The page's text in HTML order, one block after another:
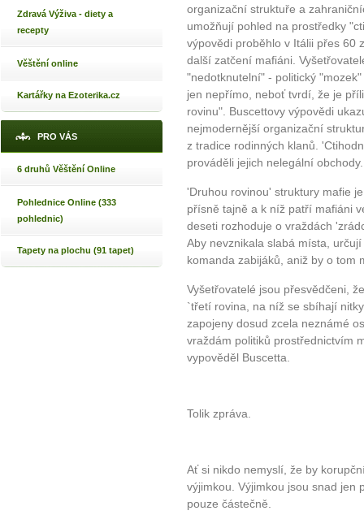
Zdravá Výživa - diety a
recepty
Věštění online
Kartářky na Ezoterika.cz
PRO VÁS
6 druhů Věštění Online
Pohlednice Online (333
pohlednic)
Tapety na plochu (91 tapet)
organizační struktuře a
umožňují pohled na prostředky
výpovědi proběhlo v Itálii přes 60
další zatčení mafiáni.
"nedotknutelní" - politický
jen nepřímo, neboť tvrdí, že je
rovinu". Buscettovy výpovědi
nejmodernější organizační
z tradice rodinných klanů.
prováděli jejich nelegální obchody.
'Druhou rovinou' struktury mafie
přísně tajně a k níž patří mafiáni
deseti rozhoduje o vraždách
Aby nevznikala slabá místa,
komanda zabijáků, aniž by o tom
Vyšetřovatelé jsou přesvědčeni,
`třetí rovina, na níž se sbíhají
zapojeny dosud zcela neznámé
vraždám politiků prostřednictvím
vypověděl Buscetta.
Tolik zpráva.
Ať si nikdo nemyslí, že by
výjimkou. Výjimkou jsou snad jen
pouze částečně.